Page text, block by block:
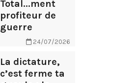
Total...ment
profiteur de
guerre
24/07/2026
La dictature,
c’est ferme ta